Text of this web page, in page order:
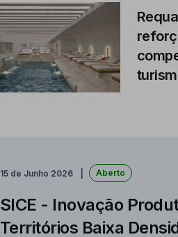
15 de Junho 2026 Aberto
SICE - Inovação
Territórios Baixa